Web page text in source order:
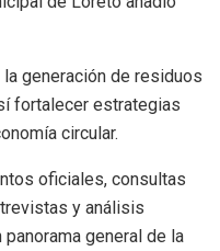
generación de residuos
fortalecer estrategias
circular.
oficiales, consultas
y análisis
general de la